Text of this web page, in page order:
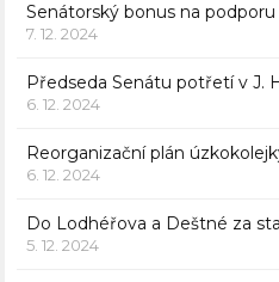
Senátorský bonus na
7. 12. 2024
Předseda Senátu potřetí v J.
6. 12. 2024
Reorganizační plán
6. 12. 2024
Do Lodhéřova a Deštné za
5. 12. 2024